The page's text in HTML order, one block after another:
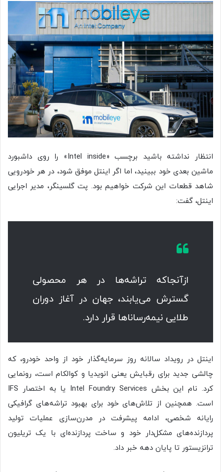
انتظار نداشته باشید برچسب «Intel inside» را روی داشبورد
ماشین بعدی خود ببینید، اما اگر اینتل موفق شود، در هر خودرویی
شاهد قطعات این شرکت خواهیم بود. پت گلسینگر، مدیر اجرایی
اینتل، گفت:
ازآنجاکه تراشه‌ها در هر محصولی
گسترش می‌یابند، جهان در آغاز دوران
طلایی نیمه‌رساناها قرار دارد.
اینتل در رویداد سالانه روز سرمایه‌گذار خود از واحد خودرو، که
چالشی جدید برای رقبایش یعنی انویدیا و کوالکام است، رونمایی
کرد. نام این بخش Intel Foundry Services یا به اختصار IFS
است. همچنین از تلاش‌های خود برای بهبود تراشه‌های گرافیکی
رایانه شخصی، ادامه پیشرفت در مدرن‌سازی عملیات تولید
پردازنده‌های مشکل‌دار خود و ساخت پردازنده‌ای با یک تریلیون
ترانزیستور تا پایان دهه خبر داد.